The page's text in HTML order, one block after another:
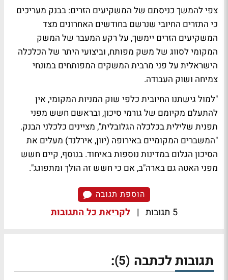
צפי להמשך כניסתם של המשקיעים הזרים: בבנק מעריכים
כי התזרים החיובי שנרשם בחודשים האחרונים מצד
המשקיעים הזרים יימשך, על רקע המעבר של המשק
המקומי לסווג של משק מפותח, וביצועי היתר של הכלכלה
הישראלית על פני מרבית המשקים המפותחים במונחי
צמיחה ושוק העבודה.
"למול גישתנו החיובית כלפי שוק המניות המקומי, אין
להתעלם מקיומם של גורמי סיכון, ובראשם חשש מפני
תפנית שלילית בכלכלה הגלובלית", מציינים כלכלני הבנק.
"המשברים המקומיים באירופה (יוון, אירלנד) מעלים את
הסיכון הגלום במדינות נוספות באיחוד. בנוסף, קיים חשש
מפני האטה גם בארה"ב, אם כי חשש זה הולך ומתפוגג".
הוספת תגובה
5 תגובות | לקריאת כל התגובות
תגובות לכתבה (5)
: